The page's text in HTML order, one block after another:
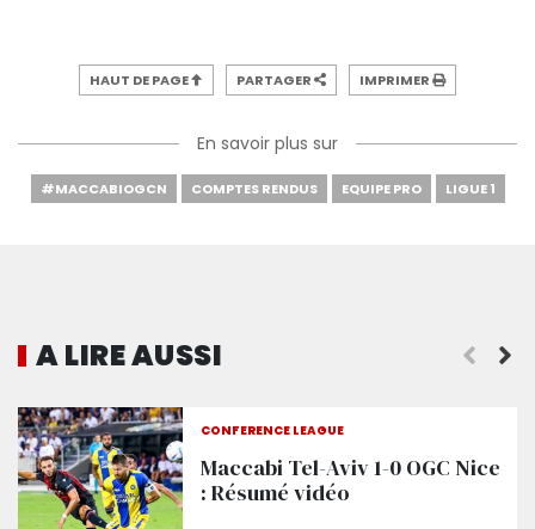
HAUT DE PAGE PARTAGER IMPRIMER
En savoir plus sur
#MACCABIOGCN COMPTES RENDUS EQUIPE PRO LIGUE 1
A LIRE AUSSI
CONFERENCE LEAGUE
Maccabi Tel-Aviv 1-0 OGC Nice
: Résumé vidéo
Le Maccabi compte sur Zahavi